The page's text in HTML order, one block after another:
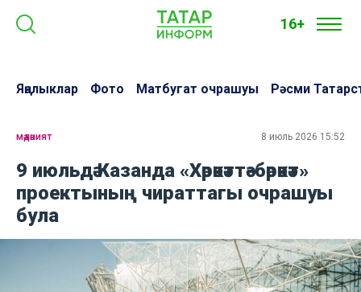
16+
Яңалыклар Фото Матбугат очрашуы Рәсми
мәдәният 8 июль 2026 15:52
9 июльдә Казанда «Хәрәкәттә-бәрәкәт»
проектының чираттагы очрашуы
була